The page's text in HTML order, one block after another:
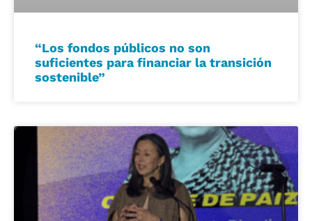
“Los fondos públicos no son
suficientes para financiar la transición
sostenible”